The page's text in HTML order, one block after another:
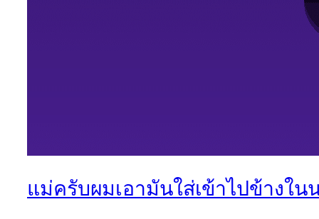
แม่ครับผมเอามันใส่เข้าไปข้างใน